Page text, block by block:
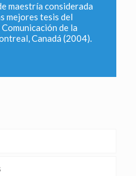
maestría considerada
mejores tesis del
de la
Canadá (2004).